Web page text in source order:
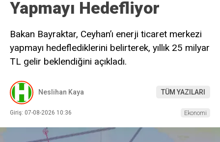
Yapmayı Hedefliyor
Bakan Bayraktar, Ceyhan’ı enerji ticaret merkezi
yapmayı hedeflediklerini belirterek, yıllık 25 milyar
TL gelir beklendiğini açıkladı.
Neslihan Kaya TÜM YAZILARI
Giriş: 07-08-2026 10:36 Ekonomi